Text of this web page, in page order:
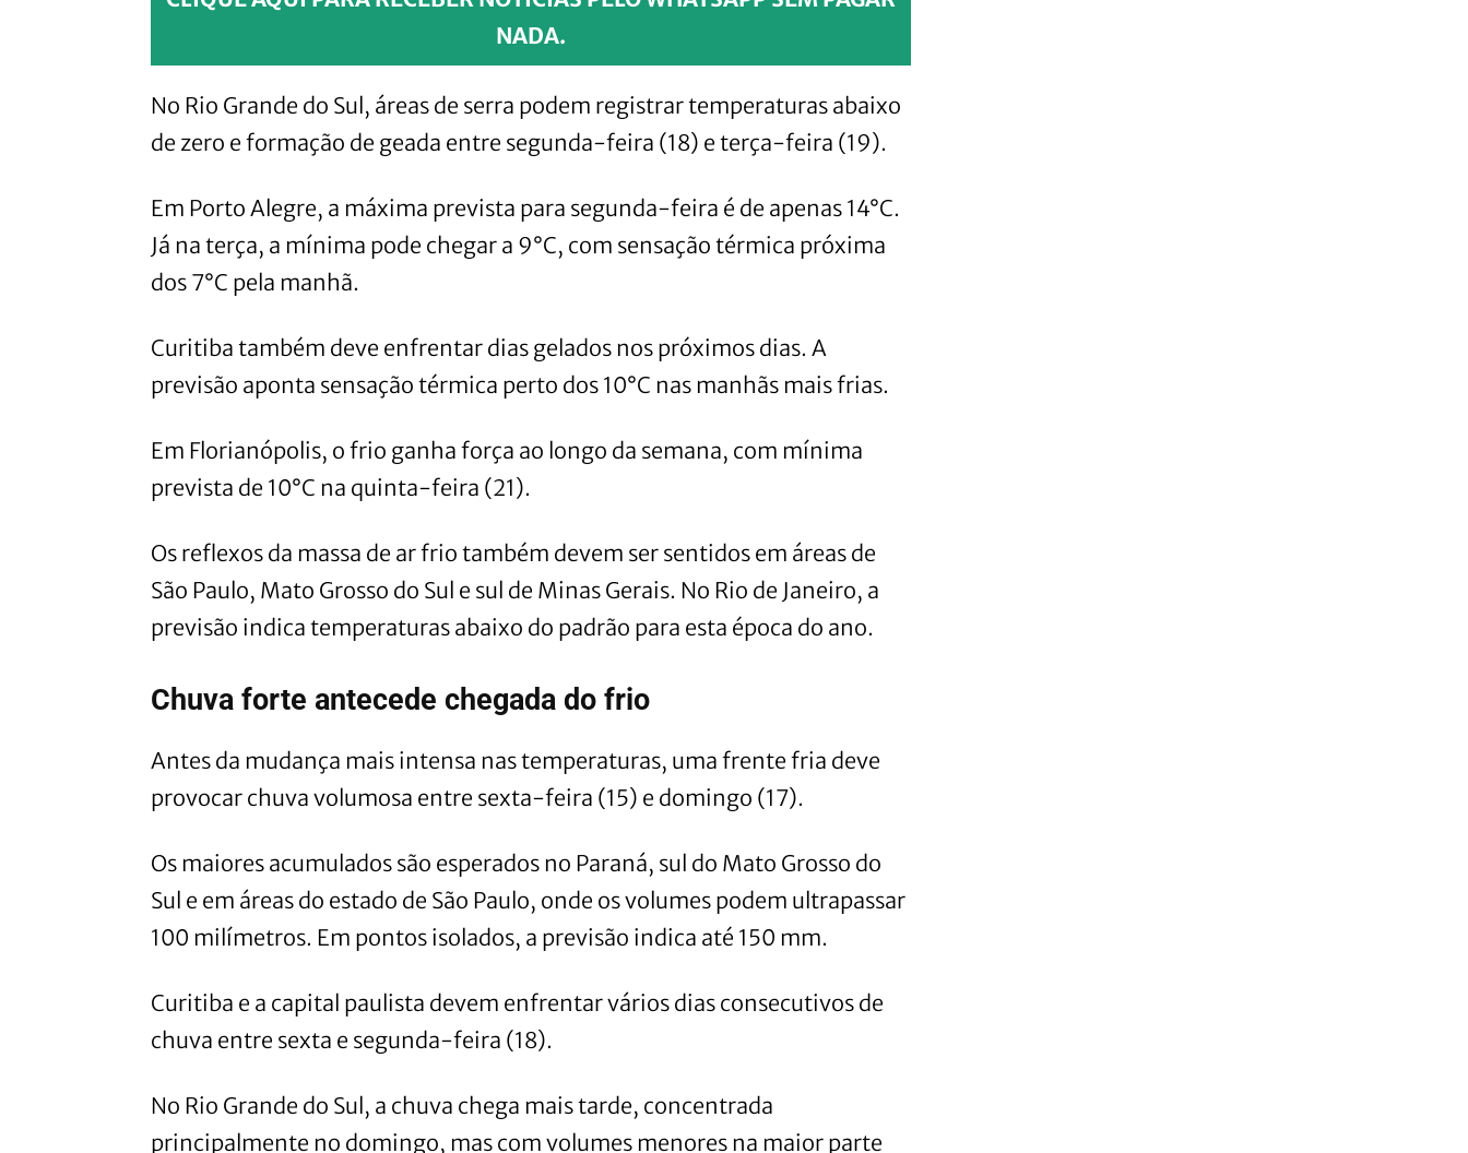
NADA.
No Rio Grande do Sul, áreas de serra podem registrar temperaturas abaixo
de zero e formação de geada entre segunda-feira (18) e terça-feira (19).
Em Porto Alegre, a máxima prevista para segunda-feira é de apenas 14°C.
Já na terça, a mínima pode chegar a 9°C, com sensação térmica próxima
dos 7°C pela manhã.
Curitiba também deve enfrentar dias gelados nos próximos dias. A
previsão aponta sensação térmica perto dos 10°C nas manhãs mais frias.
Em Florianópolis, o frio ganha força ao longo da semana, com mínima
prevista de 10°C na quinta-feira (21).
Os reflexos da massa de ar frio também devem ser sentidos em áreas de
São Paulo, Mato Grosso do Sul e sul de Minas Gerais. No Rio de Janeiro, a
previsão indica temperaturas abaixo do padrão para esta época do ano.
Chuva forte antecede chegada do frio
Antes da mudança mais intensa nas temperaturas, uma frente fria deve
provocar chuva volumosa entre sexta-feira (15) e domingo (17).
Os maiores acumulados são esperados no Paraná, sul do Mato Grosso do
Sul e em áreas do estado de São Paulo, onde os volumes podem ultrapassar
100 milímetros. Em pontos isolados, a previsão indica até 150 mm.
Curitiba e a capital paulista devem enfrentar vários dias consecutivos de
chuva entre sexta e segunda-feira (18).
No Rio Grande do Sul, a chuva chega mais tarde, concentrada
principalmente no domingo, mas com volumes menores na maior parte